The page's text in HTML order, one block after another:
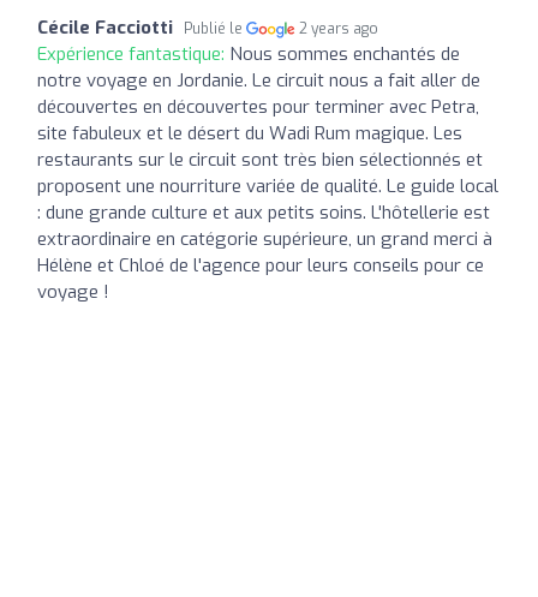
Cécile Facciotti Publié le 2 years ago
Expérience fantastique: Nous sommes enchantés de
notre voyage en Jordanie. Le circuit nous a fait aller de
découvertes en découvertes pour terminer avec Petra,
site fabuleux et le désert du Wadi Rum magique. Les
restaurants sur le circuit sont très bien sélectionnés et
proposent une nourriture variée de qualité. Le guide local
: dune grande culture et aux petits soins. L'hôtellerie est
extraordinaire en catégorie supérieure, un grand merci à
Hélène et Chloé de l'agence pour leurs conseils pour ce
voyage !